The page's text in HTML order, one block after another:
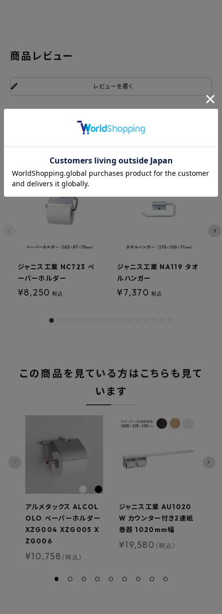
商品レビュー
レビューを書く
関連商品
ジャニス工業 NC723 ペ
ーパーホルダー
¥8,250 税込
ジャニス工業 NA119 タオ
ルハンガー
¥7,370 税込
この商品を見ている方はこちらも見て
います
アルメタックス ALCOL
OLO ペーパーホルダー
XZG004 XZG005 X
ZG006
¥10,758 （税込）
ジャニス工業 AU1020
W カウンター付き2連紙
巻器 1020mm幅
¥19,580 （税込）